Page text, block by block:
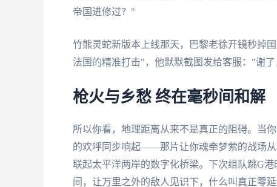
帝国进修过？"
竹熊灵蛇新版本上线那天，巴黎老徐开镜秒掉
法国的精准打击"，他默默截图发给客服："谢
枪火与乡愁 终在毫秒间和解
所以你看，地理距离从来不是真正的阻碍。当
的欢呼同步响起——那片让你魂牵梦萦的战场
联起太平洋两岸的数字化桥梁。下次组队跳G
间，让万里之外的敌人见识下，什么叫真正零延